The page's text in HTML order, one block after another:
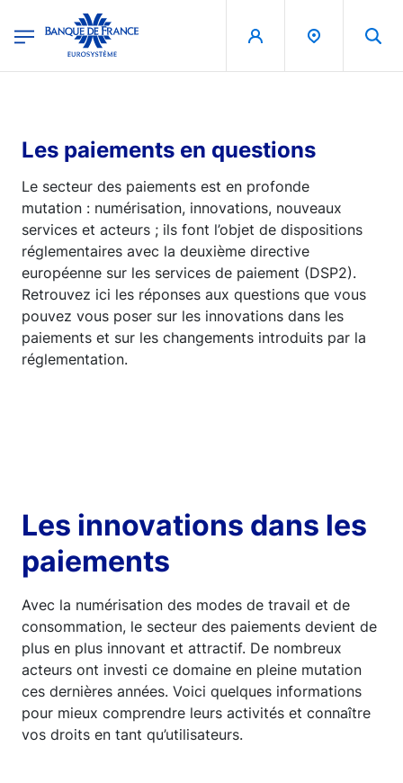
Banque de France - Menu Principal
Les paiements en questions
Le secteur des paiements est en profonde
mutation : numérisation, innovations, nouveaux
services et acteurs ; ils font l’objet de dispositions
réglementaires avec la deuxième directive
européenne sur les services de paiement (DSP2).
Retrouvez ici les réponses aux questions que vous
pouvez vous poser sur les innovations dans les
paiements et sur les changements introduits par la
réglementation.
Les innovations dans les
paiements
Avec la numérisation des modes de travail et de
consommation, le secteur des paiements devient de
plus en plus innovant et attractif. De nombreux
acteurs ont investi ce domaine en pleine mutation
ces dernières années. Voici quelques informations
pour mieux comprendre leurs activités et connaître
vos droits en tant qu’utilisateurs.